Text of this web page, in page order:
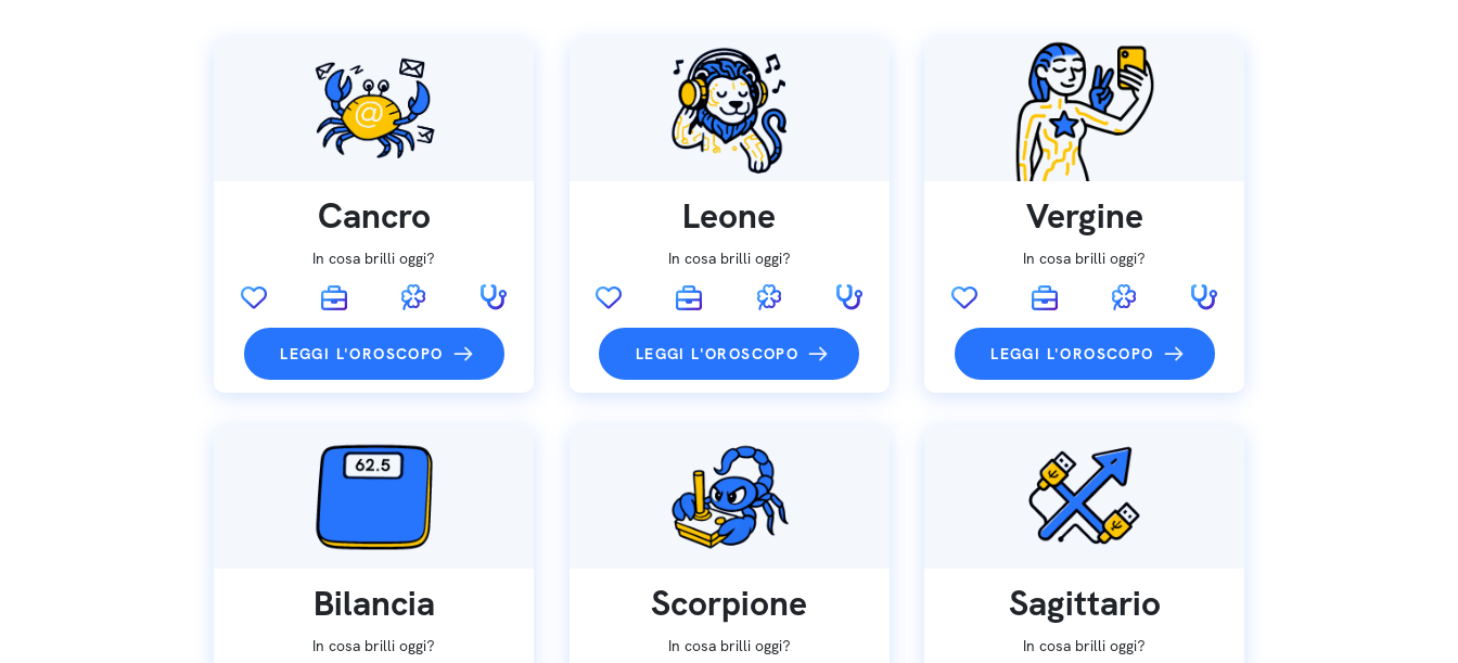
Cancro
In cosa brilli oggi?
LEGGI L'OROSCOPO
Leone
In cosa brilli oggi?
LEGGI L'OROSCOPO
Vergine
In cosa brilli oggi?
LEGGI L'OROSCOPO
Bilancia
In cosa brilli oggi?
Scorpione
In cosa brilli oggi?
Sagittario
In cosa brilli oggi?